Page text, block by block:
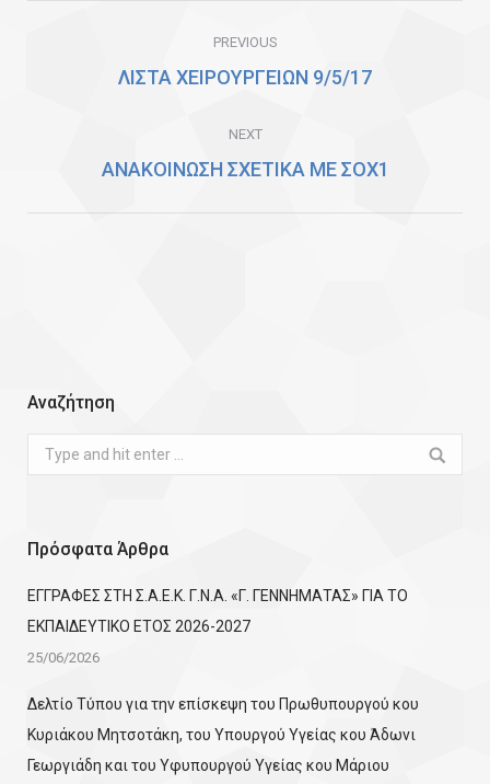
PREVIOUS
Previous
ΛΙΣΤΑ ΧΕΙΡΟΥΡΓΕΙΩΝ 9/5/17
NEXT
Next
ΑΝΑΚΟΙΝΩΣΗ ΣΧΕΤΙΚΑ ΜΕ ΣΟΧ1
Αναζήτηση
Search:
Πρόσφατα Άρθρα
ΕΓΓΡΑΦΕΣ ΣΤΗ Σ.Α.Ε.Κ. Γ.Ν.Α. «Γ. ΓΕΝΝΗΜΑΤΑΣ» ΓΙΑ ΤΟ
ΕΚΠΑΙΔΕΥΤΙΚΟ ΕΤΟΣ 2026-2027
25/06/2026
Δελτίο Τύπου για την επίσκεψη του Πρωθυπουργού κου
Κυριάκου Μητσοτάκη, του Υπουργού Υγείας κου Άδωνι
Γεωργιάδη και του Υφυπουργού Υγείας κου Μάριου